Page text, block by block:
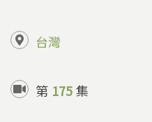
台灣
第 175集